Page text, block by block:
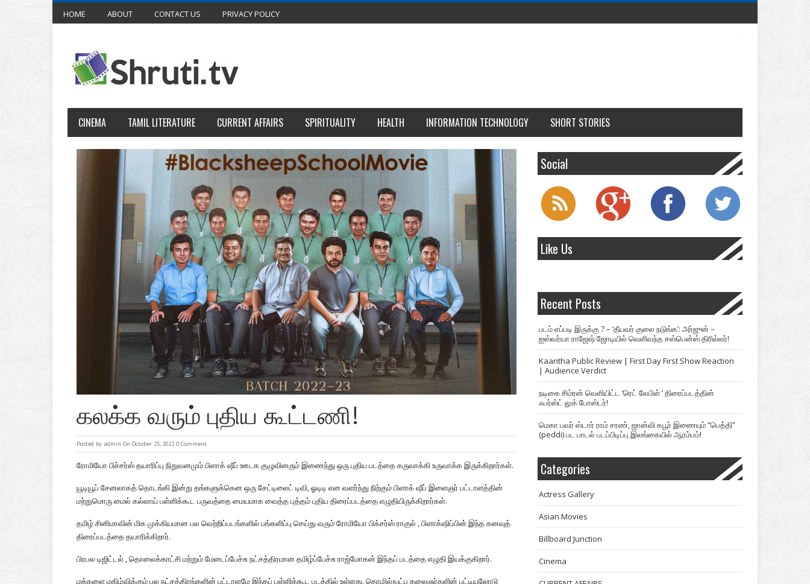
HOME ABOUT CONTACT US PRIVACY POLICY
CINEMA TAMIL LITERATURE CURRENT AFFAIRS SPIRITUALITY HEALTH INFORMATION TECHNOLOGY SHORT STORIES
கலக்க வரும் புதிய கூட்டணி!
Posted by admin On October 25, 2022 0 Comment
ரோமியோ பிச்சர்ஸ் தயாரிப்பு நிறுவனமும் பிளாக் ஷீப் ஊடக குழுவினரும் இணைந்து ஒரு புதிய படத்தை கருவாக்கி உருவாக்க இருக்கிறார்கள்.
யூடியூப் சேனலாகத் தொடங்கி இன்று தங்களுக்கென ஒரு சேட்டிலைட் டிவி, ஓடிடி என வளர்ந்து நிற்கும் பிளாக் ஷீப் இளைஞர் பட்டாளத்தின்
மற்றுமொரு மைல் கல்லாய் பள்ளிக்கூட பருவத்தை மையமாக வைத்த புத்தம் புதிய திரைப்படத்தை எழுதியிருக்கிறார்கள்.
தமிழ் சினிமாவின் மிக முக்கியமான பல வெற்றிப்படங்களில் பங்களிப்பு செய்து வரும் ரோமியோ பிக்சர்ஸ் ராகுல் , பிளாக்‌ஷிப்பின் இந்த கனவுத்
திரைப்படத்தை தயாரிக்கிறார்.
பிரபல டிஜிட்டல் , தொலைக்காட்சி மற்றும் மேடைப்பேச்சு நட்சத்திரமான தமிழ்ப்பேச்சு ராஜ்மோகன் இந்தப் படத்தை எழுதி இயக்குகிறார்.
மக்களை மகிழ்விக்கும் பல நட்சத்திரங்களின் பட்டாளமே இந்தப் பள்ளிக்கூட படத்தில் உள்ளது. தொழில்நுட்ப கலைஞர்களின் பட்டியலோடு
Social
Like Us
Recent Posts
படம் எப்படி இருக்கு ? – ‘தீயவர் குலை நடுங்க’: அர்ஜுன் –
ஐஸ்வர்யா ராஜேஷ் ஜோடியில் வெளிவந்த சஸ்பென்ஸ் திரில்லர்!
Kaantha Public Review | First Day First Show Reaction
| Audience Verdict
நடிகை சிம்ரன் வெளியிட்ட ‘ரெட் லேபிள் ‘ திரைப்படத்தின்
ஃபர்ஸ்ட் லுக் போஸ்டர்!
மெகா பவர் ஸ்டார் ராம் சரண், ஜான்வி கபூர் இணையும் “பெத்தி”
(peddi) பட பாடல் படப்பிடிப்பு இலங்கையில் ஆரம்பம்!
Categories
Actress Gallery
Asian Movies
Billboard Junction
Cinema